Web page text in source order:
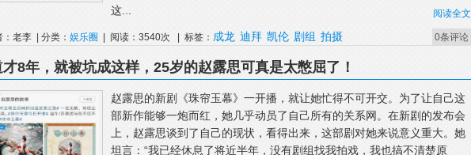
这...
阅读全文
0条评论
：老李 | 分类： 娱乐圈 | 阅读：3540次 | 标签： 成龙 迪拜 凯伦 剧组 拍摄
才8年，就被坑成这样，25岁的赵露思可真是太憋屈了！
赵露思的新剧《珠帘玉幕》一开播，就让她忙得不可开交。为了让自己这
部新作能够一炮而红，她几乎动员了自己所有的关系网。在新剧的发布会
上，赵露思谈到了自己的现状，看得出来，这部剧对她来说意义重大。她
坦言：“我已经休息了将近半年，没有剧组找我拍戏，我也搞不清楚原